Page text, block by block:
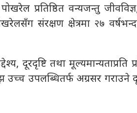
प्रतिष्ठित वन्यजन्तु
संरक्षण क्षेत्रमा २७
दूरदृष्टि तथा मूल्यमान्यताप्रति
उच्च उपलब्धितर्फ अग्रसर गराउने